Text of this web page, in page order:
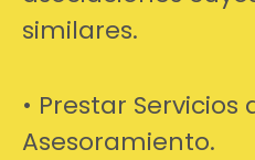
similares.
• Prestar Servicios
Asesoramiento.